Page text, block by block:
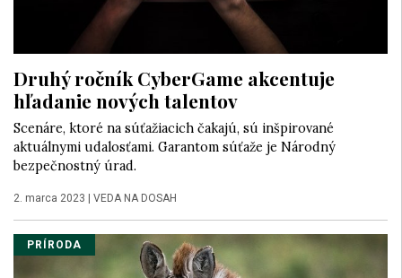
Druhý ročník CyberGame akcentuje
hľadanie nových talentov
Scenáre, ktoré na súťažiacich čakajú, sú inšpirované
aktuálnymi udalosťami. Garantom súťaže je Národný
bezpečnostný úrad.
2. marca 2023 VEDA NA DOSAH
PRÍRODA